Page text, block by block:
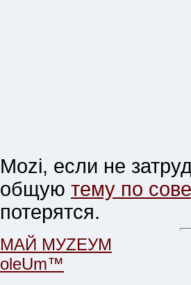
Mozi, если не
общую тему по
потерятся.
МАЙ МУZЕУМ
oleUm™